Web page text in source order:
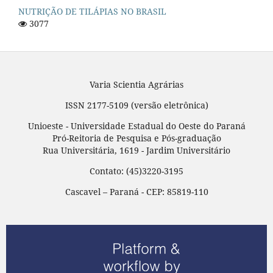
NUTRIÇÃO DE TILÁPIAS NO BRASIL
3077
Varia Scientia Agrárias
ISSN 2177-5109 (versão eletrônica)
Unioeste - Universidade Estadual do Oeste do Paraná
Pró-Reitoria de Pesquisa e Pós-graduação
Rua Universitária, 1619 - Jardim Universitário
Contato: (45)3220-3195
Cascavel – Paraná - CEP: 85819-110